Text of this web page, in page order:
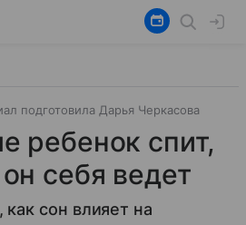
подготовила Дарья Черкасова
ребенок спит,
себя ведет
сон влияет на